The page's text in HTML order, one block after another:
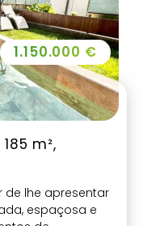
m²,
de lhe apresentar
espaçosa e
1.150.000 €